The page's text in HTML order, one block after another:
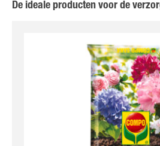
De ideale producten voor de